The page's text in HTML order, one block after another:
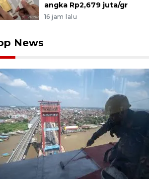
angka Rp2,679 juta/gr
16 jam lalu
News